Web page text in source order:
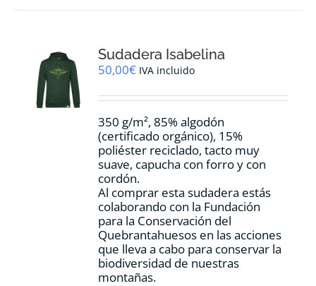
se
pueden
en
página
de
producto
Sudadera Isabelina
50,00€ IVA incluido
350 g/m², 85% algodón
(certificado orgánico), 15%
poliéster reciclado, tacto muy
suave, capucha con forro y con
cordón.
Al comprar esta sudadera estás
colaborando con la Fundación
para la Conservación del
Quebrantahuesos en las acciones
que lleva a cabo para conservar la
biodiversidad de nuestras
montañas.